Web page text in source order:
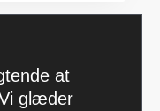
at
glæder